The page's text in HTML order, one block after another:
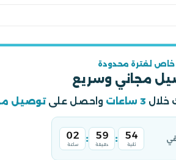
لفترة محدودة
مجاني وسريع
خلال 3 ساعات واحصل علىتوصيل
02
ساعة
: 59
دقيقة
: 53
ثانية